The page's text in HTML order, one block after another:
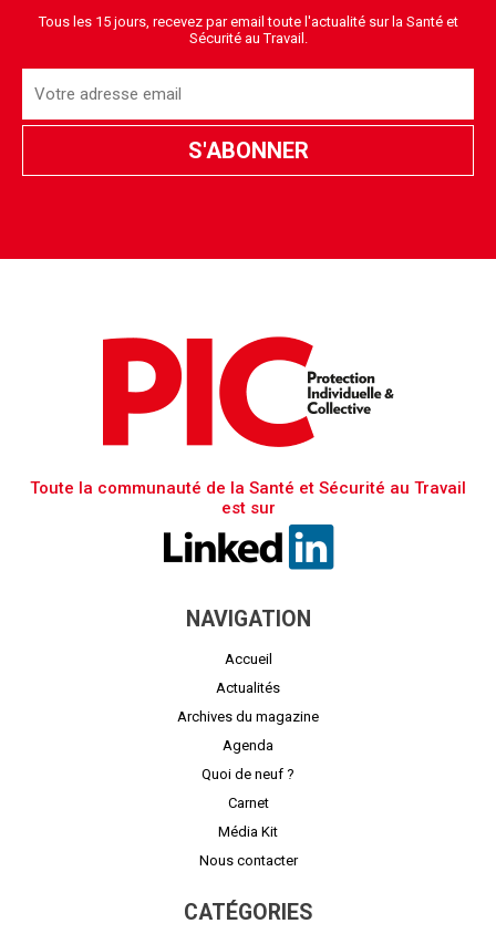
Tous les 15 jours, recevez par email toute l'actualité sur la Santé et
Sécurité au Travail.
Toute la communauté de la Santé et Sécurité au Travail
est sur
NAVIGATION
Accueil
Actualités
Archives du magazine
Agenda
Quoi de neuf ?
Carnet
Média Kit
Nous contacter
CATÉGORIES